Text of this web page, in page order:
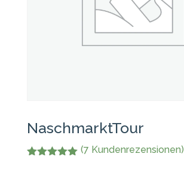
NaschmarktTour
(7 Kundenrezensionen)